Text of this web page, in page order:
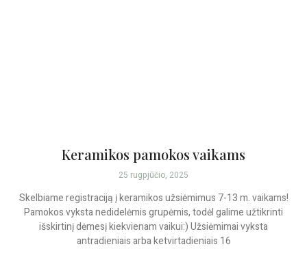
Keramikos pamokos vaikams
25 rugpjūčio, 2025
Skelbiame registraciją į keramikos užsiėmimus 7-13 m. vaikams!
Pamokos vyksta nedidelėmis grupėmis, todėl galime užtikrinti
išskirtinį dėmesį kiekvienam vaikui:) Užsiėmimai vyksta
antradieniais arba ketvirtadieniais 16